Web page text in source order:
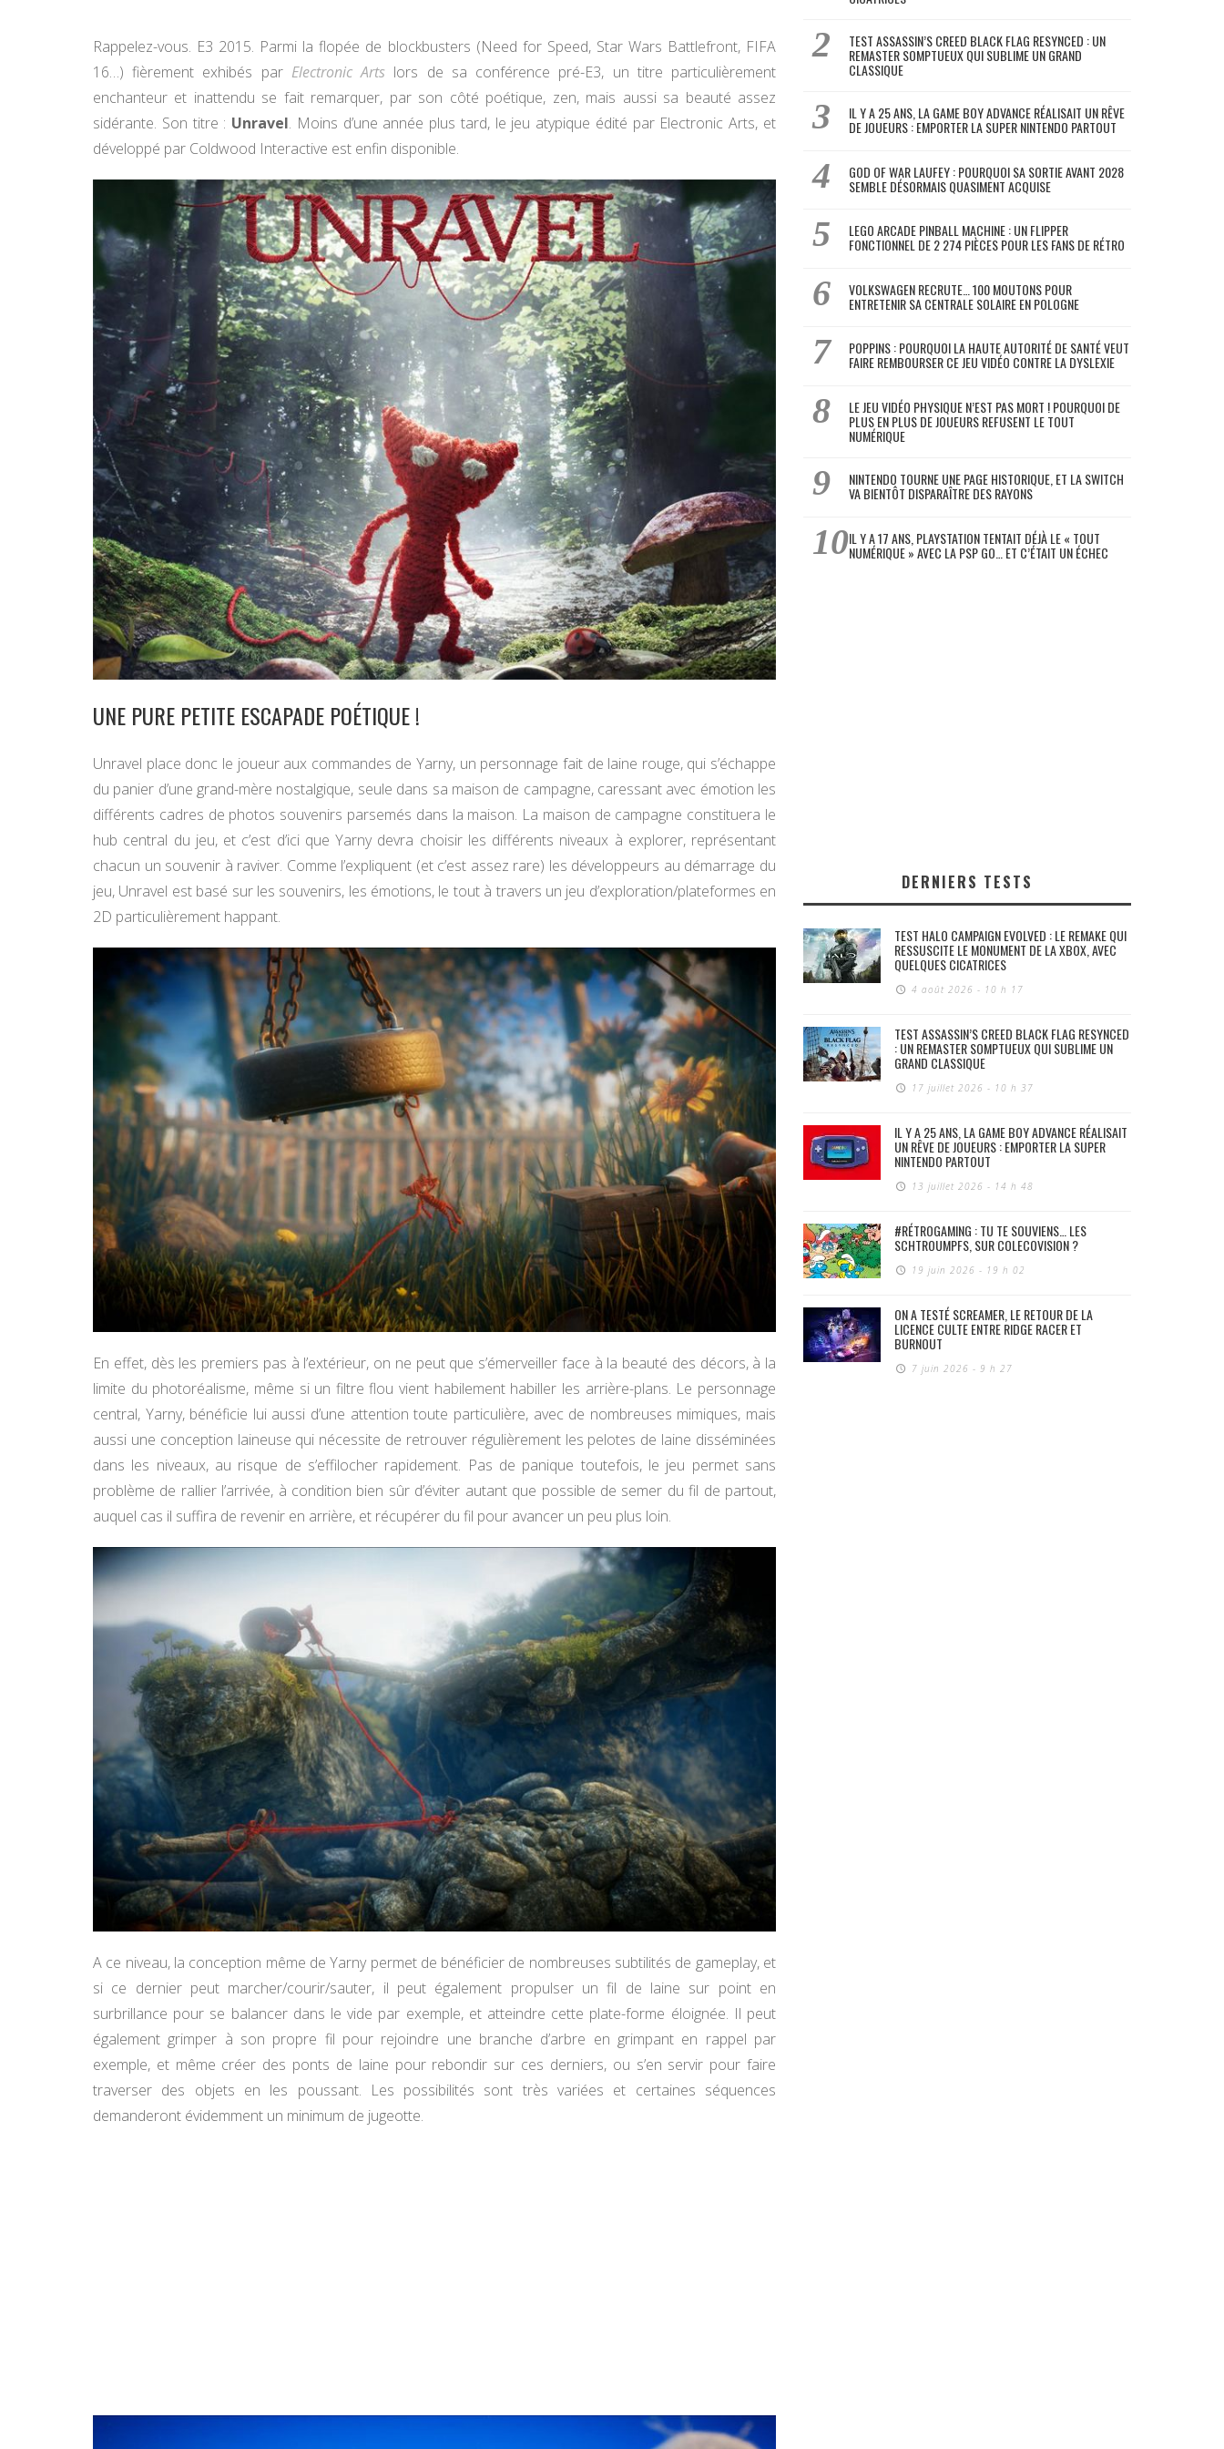
Rappelez-vous. E3 2015. Parmi la flopée de blockbusters (Need for Speed, Star Wars Battlefront, FIFA
16…) fièrement exhibés par Electronic Arts lors de sa conférence pré-E3, un titre particulièrement
enchanteur et inattendu se fait remarquer, par son côté poétique, zen, mais aussi sa beauté assez
sidérante. Son titre : Unravel. Moins d’une année plus tard, le jeu atypique édité par Electronic Arts, et
développé par Coldwood Interactive est enfin disponible.
UNE PURE PETITE ESCAPADE POÉTIQUE !
Unravel place donc le joueur aux commandes de Yarny, un personnage fait de laine rouge, qui s’échappe
du panier d’une grand-mère nostalgique, seule dans sa maison de campagne, caressant avec émotion les
différents cadres de photos souvenirs parsemés dans la maison. La maison de campagne constituera le
hub central du jeu, et c’est d’ici que Yarny devra choisir les différents niveaux à explorer, représentant
chacun un souvenir à raviver. Comme l’expliquent (et c’est assez rare) les développeurs au démarrage du
jeu, Unravel est basé sur les souvenirs, les émotions, le tout à travers un jeu d’exploration/plateformes en
2D particulièrement happant.
En effet, dès les premiers pas à l’extérieur, on ne peut que s’émerveiller face à la beauté des décors, à la
limite du photoréalisme, même si un filtre flou vient habilement habiller les arrière-plans. Le personnage
central, Yarny, bénéficie lui aussi d’une attention toute particulière, avec de nombreuses mimiques, mais
aussi une conception laineuse qui nécessite de retrouver régulièrement les pelotes de laine disséminées
dans les niveaux, au risque de s’effilocher rapidement. Pas de panique toutefois, le jeu permet sans
problème de rallier l’arrivée, à condition bien sûr d’éviter autant que possible de semer du fil de partout,
auquel cas il suffira de revenir en arrière, et récupérer du fil pour avancer un peu plus loin.
A ce niveau, la conception même de Yarny permet de bénéficier de nombreuses subtilités de gameplay, et
si ce dernier peut marcher/courir/sauter, il peut également propulser un fil de laine sur point en
surbrillance pour se balancer dans le vide par exemple, et atteindre cette plate-forme éloignée. Il peut
également grimper à son propre fil pour rejoindre une branche d’arbre en grimpant en rappel par
exemple, et même créer des ponts de laine pour rebondir sur ces derniers, ou s’en servir pour faire
traverser des objets en les poussant. Les possibilités sont très variées et certaines séquences
demanderont évidemment un minimum de jugeotte.
TEST ASSASSIN’S CREED BLACK FLAG RESYNCED : UN
REMASTER SOMPTUEUX QUI SUBLIME UN GRAND
CLASSIQUE
IL Y A 25 ANS, LA GAME BOY ADVANCE RÉALISAIT UN RÊVE
DE JOUEURS : EMPORTER LA SUPER NINTENDO PARTOUT
GOD OF WAR LAUFEY : POURQUOI SA SORTIE AVANT 2028
SEMBLE DÉSORMAIS QUASIMENT ACQUISE
LEGO ARCADE PINBALL MACHINE : UN FLIPPER
FONCTIONNEL DE 2 274 PIÈCES POUR LES FANS DE RÉTRO
VOLKSWAGEN RECRUTE… 100 MOUTONS POUR
ENTRETENIR SA CENTRALE SOLAIRE EN POLOGNE
POPPINS : POURQUOI LA HAUTE AUTORITÉ DE SANTÉ VEUT
FAIRE REMBOURSER CE JEU VIDÉO CONTRE LA DYSLEXIE
LE JEU VIDÉO PHYSIQUE N’EST PAS MORT ! POURQUOI DE
PLUS EN PLUS DE JOUEURS REFUSENT LE TOUT
NUMÉRIQUE
NINTENDO TOURNE UNE PAGE HISTORIQUE, ET LA SWITCH
VA BIENTÔT DISPARAÎTRE DES RAYONS
IL Y A 17 ANS, PLAYSTATION TENTAIT DÉJÀ LE « TOUT
NUMÉRIQUE » AVEC LA PSP GO… ET C’ÉTAIT UN ÉCHEC
DERNIERS TESTS
TEST HALO CAMPAIGN EVOLVED : LE REMAKE QUI
RESSUSCITE LE MONUMENT DE LA XBOX, AVEC
QUELQUES CICATRICES
4 août 2026 - 10 h 17
TEST ASSASSIN’S CREED BLACK FLAG RESYNCED
: UN REMASTER SOMPTUEUX QUI SUBLIME UN
GRAND CLASSIQUE
17 juillet 2026 - 10 h 37
IL Y A 25 ANS, LA GAME BOY ADVANCE RÉALISAIT
UN RÊVE DE JOUEURS : EMPORTER LA SUPER
NINTENDO PARTOUT
13 juillet 2026 - 14 h 48
#RÉTROGAMING : TU TE SOUVIENS… LES
SCHTROUMPFS, SUR COLECOVISION ?
19 juin 2026 - 19 h 02
ON A TESTÉ SCREAMER, LE RETOUR DE LA
LICENCE CULTE ENTRE RIDGE RACER ET
BURNOUT
7 juin 2026 - 9 h 27